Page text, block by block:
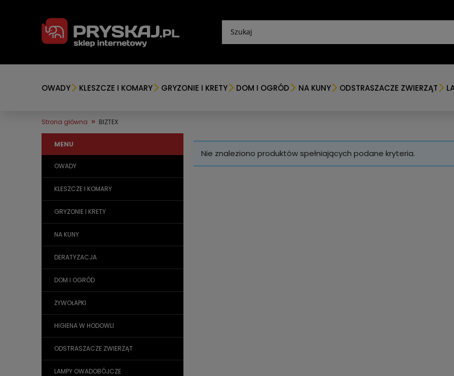
OWADY KLESZCZE I KOMARY GRYZONIE I KRETY DOM I OGRÓD NA KUNY ODSTRASZACZE ZWIERZĄT
Strona główna » BIZTEX
MENU
OWADY
KLESZCZE I KOMARY
GRYZONIE I KRETY
NA KUNY
DERATYZACJA
DOM I OGRÓD
ŻYWOŁAPKI
HIGIENA W HODOWLI
ODSTRASZACZE ZWIERZĄT
LAMPY OWADOBÓJCZE
Nie znaleziono produktów spełniających podane kryteria.